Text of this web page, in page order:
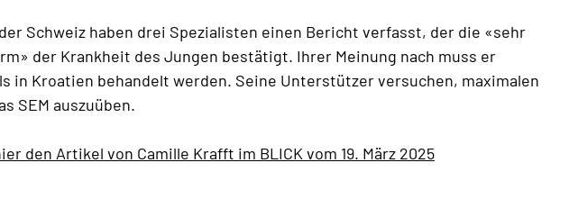
Schweiz haben drei Spezialisten einen Bericht verfasst, der die «sehr
der Krankheit des Jungen bestätigt. Ihrer Meinung nach muss er
in Kroatien behandelt werden. Seine Unterstützer versuchen, maximalen
SEM auszuüben.
den Artikel von Camille Krafft im BLICK vom 19. März 2025